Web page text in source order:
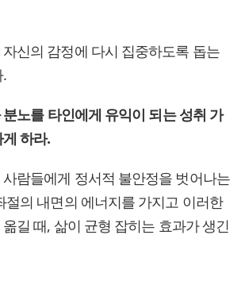
신의 감정에 다시 집중하도록 돕는
노를 타인에게 유익이 되는 성취 가
하라.
람들에게 정서적 불안정을 벗어나는
절의 내면의 에너지를 가지고 이러한
길 때, 삶이 균형 잡히는 효과가 생긴